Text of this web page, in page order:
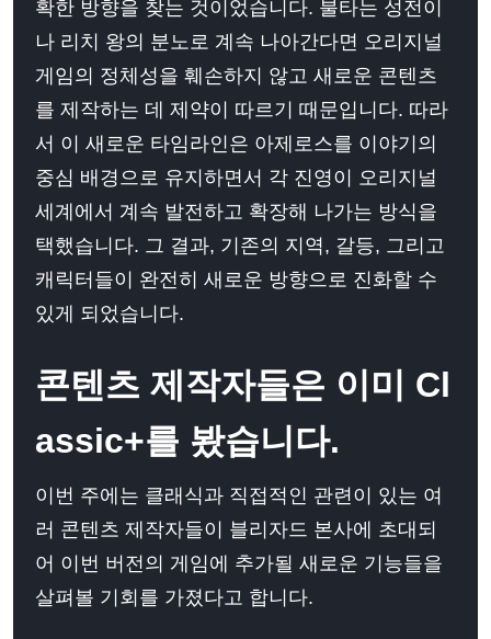
확한 방향을 찾는 것이었습니다. 불타는 성전이
나 리치 왕의 분노로 계속 나아간다면 오리지널
게임의 정체성을 훼손하지 않고 새로운 콘텐츠
를 제작하는 데 제약이 따르기 때문입니다. 따라
서 이 새로운 타임라인은 아제로스를 이야기의
중심 배경으로 유지하면서 각 진영이 오리지널
세계에서 계속 발전하고 확장해 나가는 방식을
택했습니다. 그 결과, 기존의 지역, 갈등, 그리고
캐릭터들이 완전히 새로운 방향으로 진화할 수
있게 되었습니다.
콘텐츠 제작자들은 이미 Cl
assic+를 봤습니다.
이번 주에는 클래식과 직접적인 관련이 있는 여
러 콘텐츠 제작자들이 블리자드 본사에 초대되
어 이번 버전의 게임에 추가될 새로운 기능들을
살펴볼 기회를 가졌다고 합니다.